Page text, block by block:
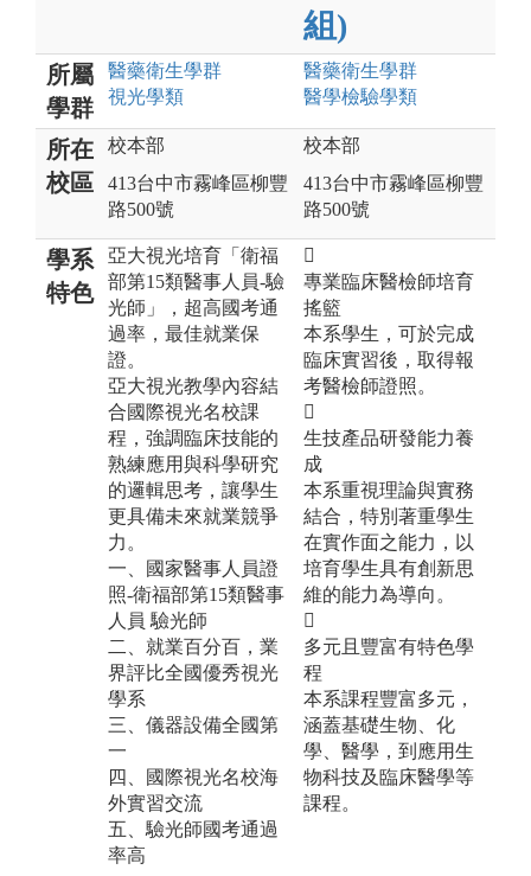
組)
所屬
學群
醫藥衛生學群
視光學類
醫藥衛生學群
醫學檢驗學類
所在
校區
校本部
413台中市霧峰區柳豐
路500號
校本部
413台中市霧峰區柳豐
路500號
學系
特色
亞大視光培育「衛福
部第15類醫事人員-驗
光師」，超高國考通
過率，最佳就業保
證。
亞大視光教學內容結
合國際視光名校課
程，強調臨床技能的
熟練應用與科學研究
的邏輯思考，讓學生
更具備未來就業競爭
力。
一、國家醫事人員證
照-衛福部第15類醫事
人員 驗光師
二、就業百分百，業
界評比全國優秀視光
學系
三、儀器設備全國第
一
四、國際視光名校海
外實習交流
五、驗光師國考通過
率高

專業臨床醫檢師培育
搖籃
本系學生，可於完成
臨床實習後，取得報
考醫檢師證照。

生技產品研發能力養
成
本系重視理論與實務
結合，特別著重學生
在實作面之能力，以
培育學生具有創新思
維的能力為導向。

多元且豐富有特色學
程
本系課程豐富多元，
涵蓋基礎生物、化
學、醫學，到應用生
物科技及臨床醫學等
課程。